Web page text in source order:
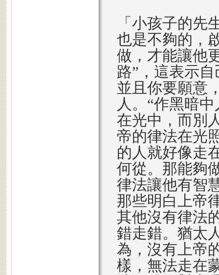
「小孩子的先
也是不夠的，
做，才能讓他
路”，這表示
並且你要願意
人。“作黑暗
在光中，而別
帝的律法在光
的人就好像走
何從。那能夠
律法讓他有智
那些明白上帝
其他沒有律法
錯走錯。猶太
為，沒有上帝
樣，無法走在